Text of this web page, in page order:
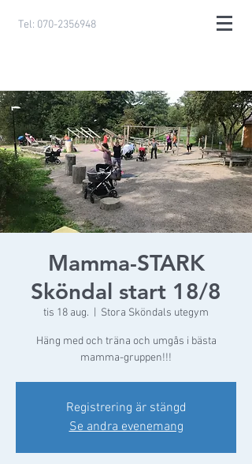
Tel: 070-2356948
Mamma-STARK
Sköndal start 18/8
tis 18 aug. Stora Sköndals utegym
Häng med och träna och umgås i bästa
mamma-gruppen!!!
Registrering är stängd
Se andra evenemang